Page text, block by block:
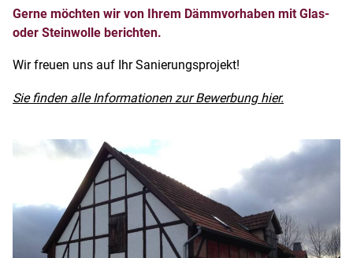
Gerne möchten wir von Ihrem Dämmvorhaben mit Glas-
oder Steinwolle berichten.
Wir freuen uns auf Ihr Sanierungsprojekt!
Sie finden alle Informationen zur Bewerbung hier.